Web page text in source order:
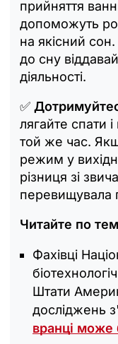
прийняття
допоможуть
на якісний
до сну
діяльності.
✅
лягайте спати
той же час.
режим у
різниця зі
перевищувала
Читайте по
Фахівці
Штати
досліджень
вранці може